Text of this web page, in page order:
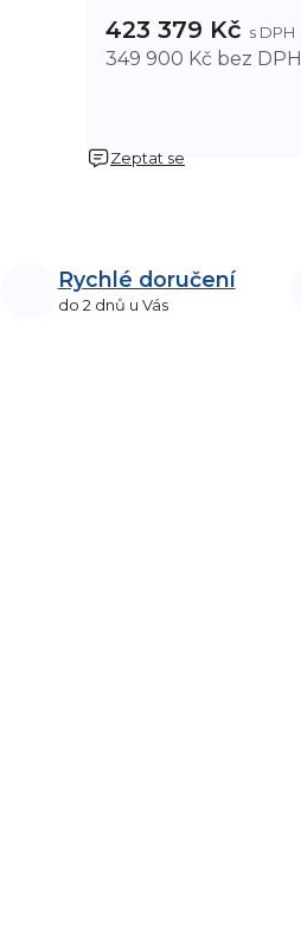
423 379 Kč
349 900 Kč bez DPH
Zeptat se
Rychlé doručení
do 2 dnů u Vás